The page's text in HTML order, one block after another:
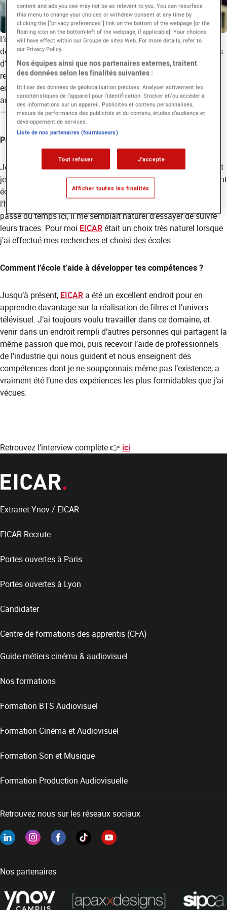
L’ouverture à l’internationalfait partie de l’ADN d’EICAR depuis
de nombreuses année et accueille chaque année des étudiants
d’Europe et du monde entier. Nous sommes partis à la
rencontre d’Alexander, étudiant enBachelor of Fine Arts (BFA)
en provenance des Etats-Unis. Il s’est confié sur sa première
année à Paris et ce qui l’a motivé à choisirEICAR.
— Extraits de l’entretien —
Pourquoi avoir choisi
Je voulais vraiment venir dans une ville connue pour les arts et
je pense que Paris est l’une d’entre elles. Je suis spécifiquement
écrivain, j’adore écrire, c’est ma passion, et en m’intéressant à
l’histoire et au fait que de nombreux grands écrivains aient
passé du temps ici, il me semblait naturel d’essayer de suivre
leurs traces. Pour moi EICARétait un choix très naturel lorsque
j’ai effectué mes recherches et choisi des écoles.
Comment l’école t’aide à développer tes compétences ?
Jusqu’à présent, EICAR a été un excellent endroit pour en
apprendre davantage sur la réalisation de films et l’univers
télévisuel. J’ai toujours voulu travailler dans ce domaine, et
venir dans un endroit rempli d’autres personnes qui partagent la
même passion que moi, puis recevoir l’aide de professionnels
de l’industrie qui nous guident et nous enseignent des
compétences dont je ne soupçonnais même pas l’existence, a
vraiment été l’une des expériences les plus formidables que j’ai
vécues.
Retrouvez l’interview complète 👉 ici
Extranet Ynov / EICAR
EICAR Recrute
Portes ouvertes à Paris
Portes ouvertes à Lyon
Candidater
Centre de formations des apprentis (CFA)
Guide métiers cinéma & audiovisuel
Nos formations
Formation BTS Audiovisuel
Formation Cinéma et Audiovisuel
Formation Son et Musique
Formation Production Audiovisuelle
Retrouvez nous sur les réseaux sociaux
Nos partenaires
content and ads you see may not be as relevant to you. You can resurface
this menu to change your choices or withdraw consent at any time by
clicking the ["privacy preferences"] link on the bottom of the webpage [or the
floating icon on the bottom-left of the webpage, if applicable]. Your choices
will have effect within our Groupe de sites Web. For more details, refer to
our Privacy Policy.
Nos équipes ainsi que nos partenaires externes, traitent
des données selon les finalités suivantes :
Utiliser des données de géolocalisation précises. Analyser activement les
caractéristiques de l’appareil pour l’identification. Stocker et/ou accéder à
des informations sur un appareil. Publicités et contenu personnalisés,
mesure de performance des publicités et du contenu, études d’audience et
développement de services.
Liste de nos partenaires (fournisseurs)
Tout refuser J'accepte
Afficher toutes les finalités